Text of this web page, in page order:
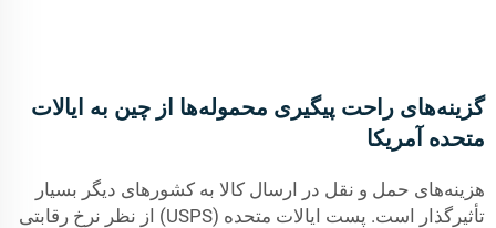
گزینه‌های راحت پیگیری محموله‌ها از چین به ایالات
متحده آمریکا
هزینه‌های حمل و نقل در ارسال کالا به کشورهای دیگر بسیار
تأثیرگذار است. پست ایالات متحده (USPS) از نظر نرخ رقابتی